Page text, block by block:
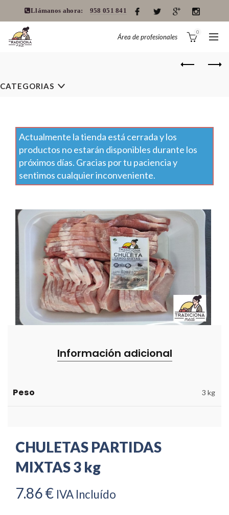
Llámanos ahora: 958 051 841
Área de profesionales
0
CATEGORIAS
Actualmente la tienda está cerrada y los
productos no estarán disponibles durante los
próximos días. Gracias por tu paciencia y
sentimos cualquier inconveniente.
Información adicional
Peso 3 kg
CHULETAS PARTIDAS
MIXTAS 3 kg
7.86€ IVA Incluído